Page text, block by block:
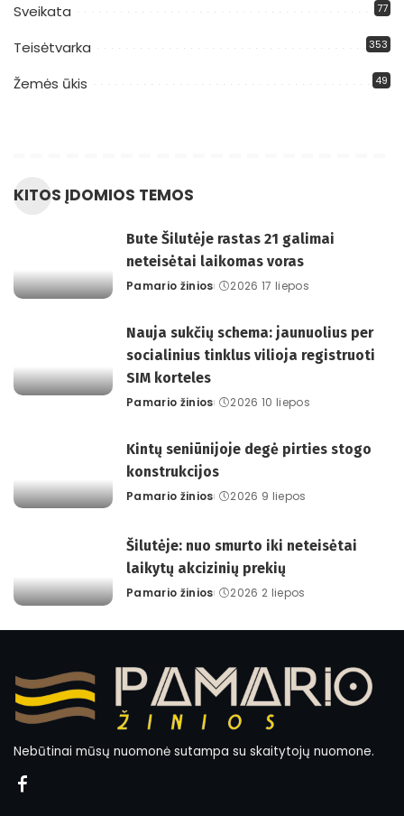
Sveikata 77
Teisėtvarka 353
Žemės ūkis 49
KITOS ĮDOMIOS TEMOS
Bute Šilutėje rastas 21 galimai
neteisėtai laikomas voras
Posted
Pamario žinios 2026 17 liepos
Nauja sukčių schema: jaunuolius per
socialinius tinklus vilioja registruoti
SIM korteles
Posted
Pamario žinios 2026 10 liepos
Kintų seniūnijoje degė pirties stogo
konstrukcijos
Posted
Pamario žinios 2026 9 liepos
Šilutėje: nuo smurto iki neteisėtai
laikytų akcizinių prekių
Posted
Pamario žinios 2026 2 liepos
Nebūtinai mūsų nuomonė sutampa su skaitytojų nuomone.